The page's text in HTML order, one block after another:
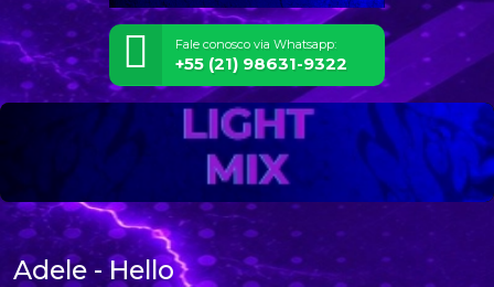
Fale conosco via Whatsapp:
+55 (21) 98631-9322
Adele - Hello